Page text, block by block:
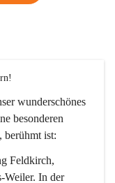
wunderschönes
besonderen
ist:
Feldkirch,
Weiler. In der